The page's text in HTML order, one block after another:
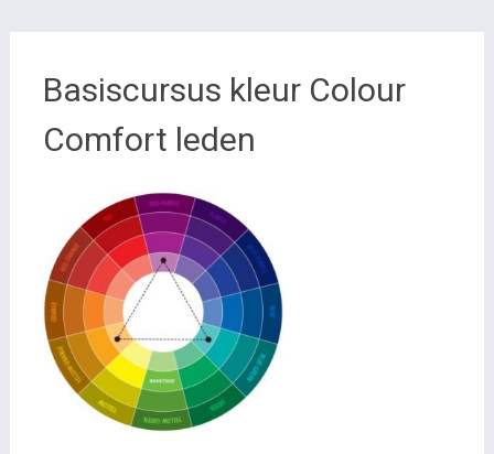
Basiscursus kleur Colour
Comfort leden